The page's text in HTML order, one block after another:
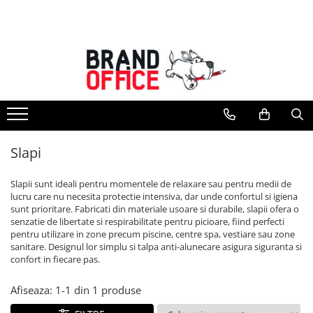
Unitate Protejata - PRODUCTIE
Hartie copiator si produse
tipografice
Produse consumabile din hartie
Detergenti si dezinfectanti
Saci menajeri (Unitate Protejata)
Agende, calendare si organizatoare
Agende personalizabile
Organizatoare business
Hartie si articole din hartie
Slapi
Slapii sunt ideali pentru momentele de relaxare sau pentru medii de
lucru care nu necesita protectie intensiva, dar unde confortul si igiena
sunt prioritare. Fabricati din materiale usoare si durabile, slapii ofera o
senzatie de libertate si respirabilitate pentru picioare, fiind perfecti
pentru utilizare in zone precum piscine, centre spa, vestiare sau zone
sanitare. Designul lor simplu si talpa anti-alunecare asigura siguranta si
confort in fiecare pas.
Afiseaza: 1-1 din 1 produse